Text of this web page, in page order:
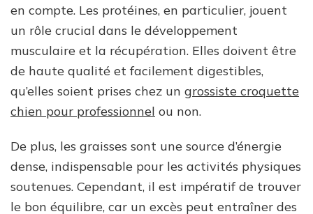
en compte. Les protéines, en particulier, jouent
un rôle crucial dans le développement
musculaire et la récupération. Elles doivent être
de haute qualité et facilement digestibles,
qu’elles soient prises chez un grossiste croquette
chien pour professionnel ou non.
De plus, les graisses sont une source d’énergie
dense, indispensable pour les activités physiques
soutenues. Cependant, il est impératif de trouver
le bon équilibre, car un excès peut entraîner des